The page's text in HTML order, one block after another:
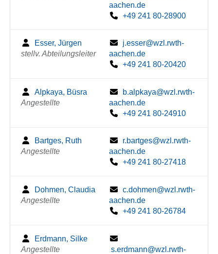
aachen.de
+49 241 80-28900
Esser, Jürgen
stellv. Abteilungsleiter
j.esser@wzl.rwth-
aachen.de
+49 241 80-20420
Alpkaya, Büsra
Angestellte
b.alpkaya@wzl.rwth-
aachen.de
+49 241 80-24910
Bartges, Ruth
Angestellte
r.bartges@wzl.rwth-
aachen.de
+49 241 80-27418
Dohmen, Claudia
Angestellte
c.dohmen@wzl.rwth-
aachen.de
+49 241 80-26784
Erdmann, Silke
Angestellte
s.erdmann@wzl.rwth-